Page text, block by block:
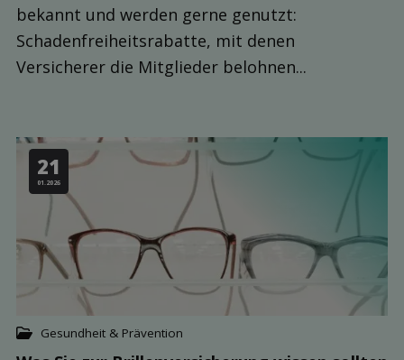
bekannt und werden gerne genutzt:
Schadenfreiheitsrabatte, mit denen
Versicherer die Mitglieder belohnen...
21
01.2026
Gesundheit & Prävention